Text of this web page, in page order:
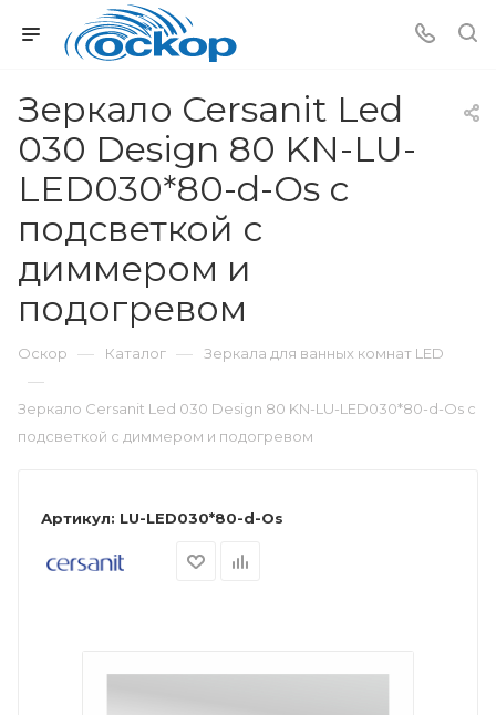
Зеркало Cersanit Led
030 Design 80 KN-LU-
LED030*80-d-Os с
подсветкой с
диммером и
подогревом
Оскор — Каталог — Зеркала для ванных комнат LED
—
Зеркало Cersanit Led 030 Design 80 KN-LU-LED030*80-d-Os с
подсветкой с диммером и подогревом
Артикул: LU-LED030*80-d-Os